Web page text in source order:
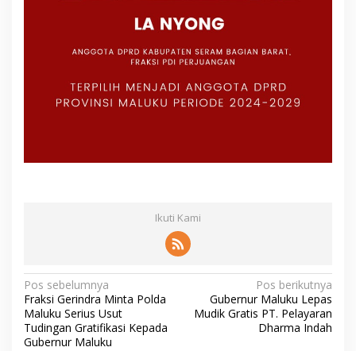
Ikuti Kami
N
a
v
Pos sebelumnya
Fraksi Gerindra Minta Polda
Maluku Serius Usut
Tudingan Gratifikasi Kepada
Gubernur Maluku
Pos berikutnya
Gubernur Maluku Lepas
Mudik Gratis PT. Pelayaran
Dharma Indah